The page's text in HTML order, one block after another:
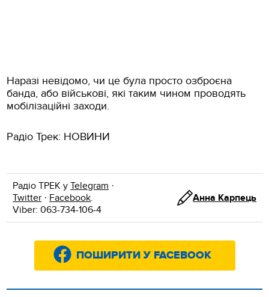
Наразі невідомо, чи це була просто озброєна
банда, або військові, які таким чином проводять
мобілізаційні заходи.
Радіо Трек: НОВИНИ
Радіо ТРЕК уTelegram ·
Twitter · Facebook.
Viber: 063-734-106-4
Анна Карпець
ПОШИРИТИ У FACEBOOK